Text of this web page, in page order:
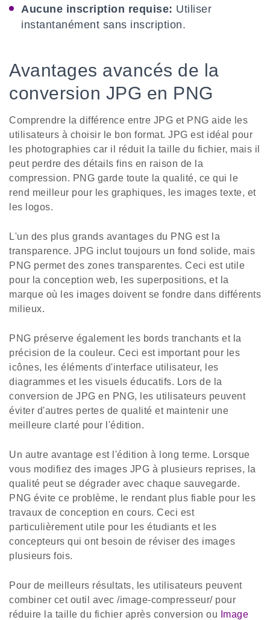
Aucune inscription requise: Utiliser
instantanément sans inscription.
Avantages avancés de la
conversion JPG en PNG
Comprendre la différence entre JPG et PNG aide les
utilisateurs à choisir le bon format. JPG est idéal pour
les photographies car il réduit la taille du fichier, mais il
peut perdre des détails fins en raison de la
compression. PNG garde toute la qualité, ce qui le
rend meilleur pour les graphiques, les images texte, et
les logos.
L'un des plus grands avantages du PNG est la
transparence. JPG inclut toujours un fond solide, mais
PNG permet des zones transparentes. Ceci est utile
pour la conception web, les superpositions, et la
marque où les images doivent se fondre dans différents
milieux.
PNG préserve également les bords tranchants et la
précision de la couleur. Ceci est important pour les
icônes, les éléments d'interface utilisateur, les
diagrammes et les visuels éducatifs. Lors de la
conversion de JPG en PNG, les utilisateurs peuvent
éviter d'autres pertes de qualité et maintenir une
meilleure clarté pour l'édition.
Un autre avantage est l'édition à long terme. Lorsque
vous modifiez des images JPG à plusieurs reprises, la
qualité peut se dégrader avec chaque sauvegarde.
PNG évite ce problème, le rendant plus fiable pour les
travaux de conception en cours. Ceci est
particulièrement utile pour les étudiants et les
concepteurs qui ont besoin de réviser des images
plusieurs fois.
Pour de meilleurs résultats, les utilisateurs peuvent
combiner cet outil avec /image-compresseur/ pour
réduire la taille du fichier après conversion ou
Image